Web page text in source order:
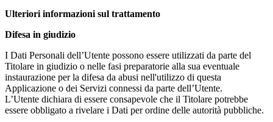
Ulteriori informazioni sul trattamento
Difesa in giudizio
I Dati Personali dell’Utente possono essere utilizzati da parte del
Titolare in giudizio o nelle fasi preparatorie alla sua eventuale
instaurazione per la difesa da abusi nell'utilizzo di questa
Applicazione o dei Servizi connessi da parte dell’Utente.
L’Utente dichiara di essere consapevole che il Titolare potrebbe
essere obbligato a rivelare i Dati per ordine delle autorità pubbliche.